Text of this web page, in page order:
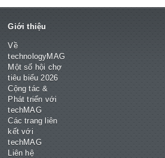
Giới thiệu
Về
technologyMAG
Một số hội chợ
tiêu biểu 2026
Cộng tác &
Phát triển với
techMAG
Các trang liên
kết với
techMAG
Liên hệ